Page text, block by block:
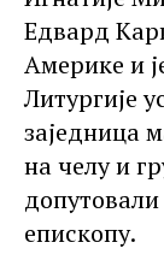
Едвард
Америке и
Литургије
заједница
на челу и
епископу.